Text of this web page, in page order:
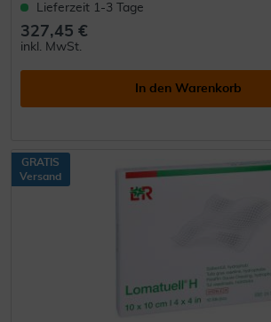
Lieferzeit 1-3 Tage
327,45 €
inkl. MwSt.
In den Warenkorb
GRATIS
Versand